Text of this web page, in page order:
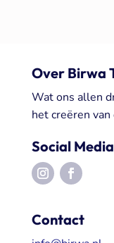
Over Birwa
Wat ons allen
het creëren
Social Media
Contact